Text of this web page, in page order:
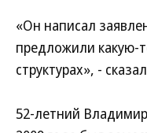
«Он написал
предложили какую-
структурах», -
52-летний